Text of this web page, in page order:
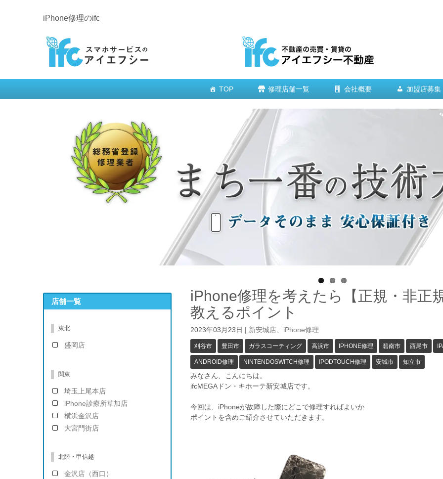
iPhone修理のifc
TOP 修理店舗一覧 会社概要 加盟店募集
iPhone修理を考えたら【正規・非正
教えるポイント
2023年03月23日 新安城店、 iPhone修理
刈谷市 豊田市 ガラスコーティング 高浜市 IPHONE修理 碧南市 西尾市
ANDROID修理 NINTENDOSWITCH修理 IPODTOUCH修理 安城市 知立市
みなさん、こんにちは。
ifcMEGAドン・キホーテ新安城店です。
今回は、iPhoneが故障した際にどこで修理すればよいか
ポイントを含めご紹介させていただきます。
店舗一覧
東北
盛岡店
関東
埼玉上尾本店
iPhone診療所草加店
横浜金沢店
大宮門街店
北陸・甲信越
金沢店（西口）